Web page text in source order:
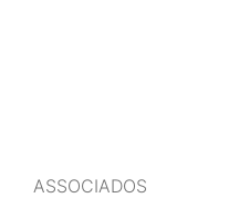
ASSOCIADOS